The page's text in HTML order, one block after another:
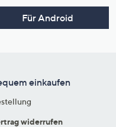
Für Android
einkaufen
widerrufen